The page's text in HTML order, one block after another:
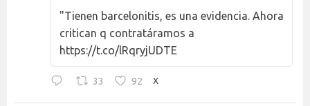
"Tienen barcelonitis, es una evidencia. Ahora
critican q contratáramos a
https://t.co/lRqryjUDTE
33 92 X